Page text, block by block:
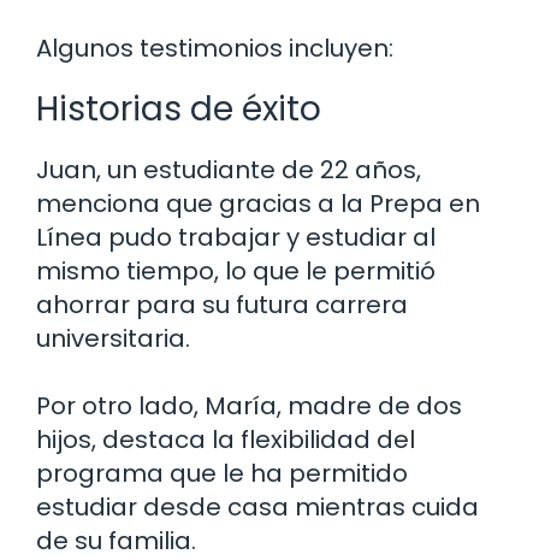
Algunos testimonios incluyen:
Historias de éxito
Juan, un estudiante de 22 años,
menciona que gracias a la Prepa en
Línea pudo trabajar y estudiar al
mismo tiempo, lo que le permitió
ahorrar para su futura carrera
universitaria.
Por otro lado, María, madre de dos
hijos, destaca la flexibilidad del
programa que le ha permitido
estudiar desde casa mientras cuida
de su familia.